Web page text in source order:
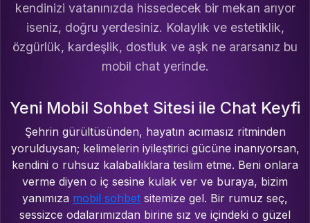
kendinizi vatanınızda hissedecek bir mekan arıyor
iseniz, doğru yerdesiniz. Kolaylık ve estetiklik,
özgürlük, kardeşlik, dostluk ve aşk ne ararsanız bu
mobil chat yerinde.
Yeni Mobil Sohbet Sitesi ile Chat Keyfi
Şehrin gürültüsünden, hayatın acımasız ritminden
yorulduysan; kelimelerin iyileştirici gücüne inanıyorsan,
kendini o ruhsuz kalabalıklara teslim etme. Beni onlara
verme diyen o iç sesine kulak ver ve buraya, bizim
yanımıza mobil sohbet sitemize gel. Bir rumuz seç,
sessizce odalarımızdan birine sız ve içindeki o güzel